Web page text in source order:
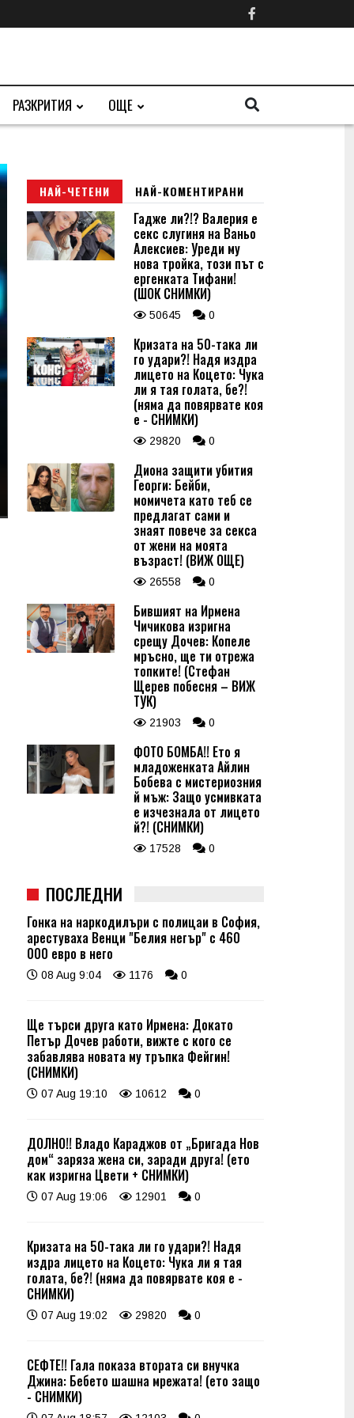
РАЗКРИТИЯ ОЩЕ
НАЙ-ЧЕТЕНИ НАЙ-КОМЕНТИРАНИ
Гадже ли?!? Валерия е
секс слугиня на Ваньо
Алексиев: Уреди му
нова тройка, този път с
ергенката Тифани!
(ШОК СНИМКИ)
50645 0
Кризата на 50-така ли
го удари?! Надя издра
лицето на Коцето: Чука
ли я тая голата, бе?!
(няма да повярвате коя
е - СНИМКИ)
29820 0
Диона защити убития
Георги: Бейби,
момичета като теб се
предлагат сами и
знаят повече за секса
от жени на моята
възраст! (ВИЖ ОЩЕ)
26558 0
Бившият на Ирмена
Чичикова изригна
срещу Дочев: Копеле
мръсно, ще ти отрежа
топките! (Стефан
Щерев побесня – ВИЖ
ТУК)
21903 0
ФОТО БОМБА!! Ето я
младоженката Айлин
Бобева с мистериозния
й мъж: Защо усмивката
е изчезнала от лицето
й?! (СНИМКИ)
17528 0
ПОСЛЕДНИ
Гонка на наркодилъри с полицаи в София,
арестуваха Венци "Белия негър" с 460
000 евро в него
08 Aug 9:04 1176 0
Ще търси друга като Ирмена: Докато
Петър Дочев работи, вижте с кого се
забавлява новата му тръпка Фейгин!
(СНИМКИ)
07 Aug 19:10 10612 0
ДОЛНО!! Владо Караджов от „Бригада Нов
дом“ заряза жена си, заради друга! (ето
как изригна Цвети + СНИМКИ)
07 Aug 19:06 12901 0
Кризата на 50-така ли го удари?! Надя
издра лицето на Коцето: Чука ли я тая
голата, бе?! (няма да повярвате коя е -
СНИМКИ)
07 Aug 19:02 29820 0
СЕФТЕ!! Гала показа втората си внучка
Джина: Бебето шашна мрежата! (ето защо
- СНИМКИ)